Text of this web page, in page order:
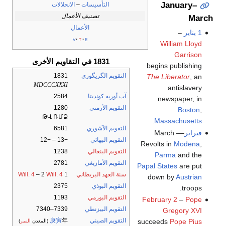
التأسيسات –الانحلالات
تصنيف الأعمال
الأعمال
v t e
1831 في التقاويم الأخرى
التقويم الگريگوري
1831
MDCCCXXXI
آب أوربه كونديتا
2584
التقويم الأرمني
1280
ԹՎ ՌՄՁ
التقويم الآشوري
6581
التقويم البهائي
−13 – −12
التقويم البنغالي
1238
التقويم الأمازيغي
2781
سنة العهد البريطاني
1
Will. 4 – 2 Will. 4
التقويم البوذي
2375
التقويم البورمي
1193
التقويم البيزنطي
7339–7340
التقويم الصيني
庚寅年 (المعدن النمر )
January–
March
1 يناير
–
William Lloyd
Garrison
begins publishing
The Liberator, an
antislavery
newspaper, in
Boston
Massachusetts
فبراير –March –
Revolts in Modena
Parma and the
Papal Statesare put
down byAustrian
troops.
February 2 – Pope
Gregory XVI
succeeds Pope Pius